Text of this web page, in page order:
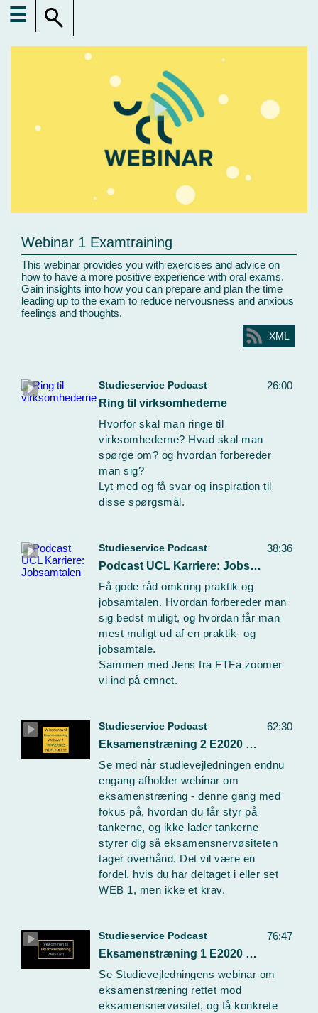
☰
Webinar 1 Examtraining
This webinar provides you with exercises and advice on
how to have a more positive experience with oral exams.
Gain insights into how you can prepare and plan the time
leading up to the exam to reduce nervousness and anxious
feelings and thoughts.
XML
26:00
Studieservice Podcast
Ring til virksomhederne
Hvorfor skal man ringe til
virksomhederne? Hvad skal man
spørge om? og hvordan forbereder
man sig?
Lyt med og få svar og inspiration til
disse spørgsmål.
38:36
Studieservice Podcast
Podcast UCL Karriere: Jobsamtalen
Få gode råd omkring praktik og
jobsamtalen. Hvordan forbereder man
sig bedst muligt, og hvordan får man
mest muligt ud af en praktik- og
jobsamtale.
Sammen med Jens fra FTFa zoomer
vi ind på emnet.
62:30
Studieservice Podcast
Eksamenstræning 2 E2020 Webinar
Se med når studievejledningen endnu
engang afholder webinar om
eksamenstræning - denne gang med
fokus på, hvordan du får styr på
tankerne, og ikke lader tankerne
styrer dig så eksamensnervøsiteten
tager overhånd. Det vil være en
fordel, hvis du har deltaget i eller set
WEB 1, men ikke et krav.
76:47
Studieservice Podcast
Eksamenstræning 1 E2020 Webinar
Se Studievejledningens webinar om
eksamenstræning rettet mod
eksamensnervøsitet, og få konkrete